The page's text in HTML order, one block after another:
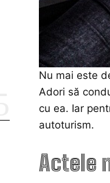
Nu mai este
Adori să
cu ea. Iar
autoturism.
Actele